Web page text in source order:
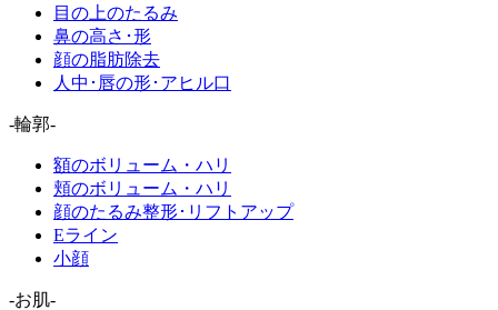
目の上のたるみ
鼻の高さ･形
顔の脂肪除去
人中･唇の形･アヒル口
-輪郭-
額のボリューム・ハリ
頬のボリューム・ハリ
顔のたるみ整形･リフトアップ
Eライン
小顔
-お肌-